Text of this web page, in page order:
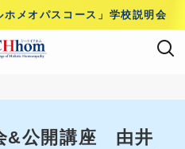
メオパスコース」学校説明会
&公開講座 由井